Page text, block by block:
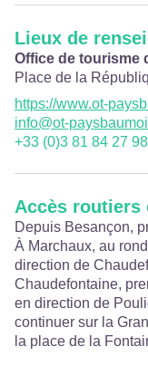
Lieux de
Office de tourisme
Place de la
https://www.ot-
info@ot-
+33 (0)3 81 84 27 98
Accès routiers
Depuis Besançon,
À Marchaux, au
direction de
Chaudefontaine,
en direction de
continuer sur la
la place de la